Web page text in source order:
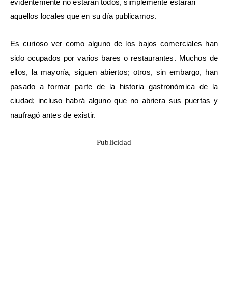
evidentemente no estarán todos, simplemente estarán
aquellos locales que en su día publicamos.
Es curioso ver como alguno de los bajos comerciales han
sido ocupados por varios bares o restaurantes. Muchos de
ellos, la mayoría, siguen abiertos; otros, sin embargo, han
pasado a formar parte de la historia gastronómica de la
ciudad; incluso habrá alguno que no abriera sus puertas y
naufragó antes de existir.
Publicidad